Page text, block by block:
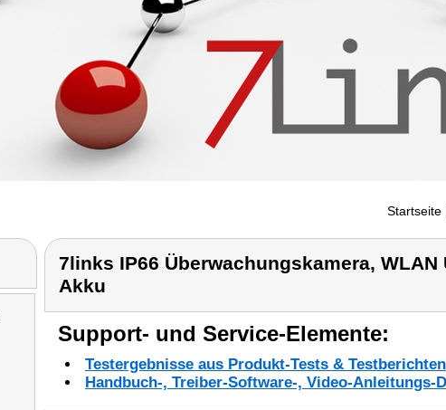
Startseite
7links IP66 Überwachungskamera,
Akku
Support- und Service-Elemente:
Testergebnisse aus Produkt-Tests & Testberichten
Handbuch-, Treiber-Software-, Video-Anleitungs-